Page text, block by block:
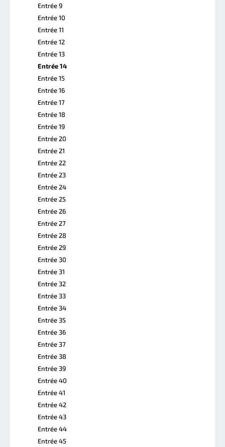
Entrée 9
Entrée 10
Entrée 11
Entrée 12
Entrée 13
Entrée 14
Entrée 15
Entrée 16
Entrée 17
Entrée 18
Entrée 19
Entrée 20
Entrée 21
Entrée 22
Entrée 23
Entrée 24
Entrée 25
Entrée 26
Entrée 27
Entrée 28
Entrée 29
Entrée 30
Entrée 31
Entrée 32
Entrée 33
Entrée 34
Entrée 35
Entrée 36
Entrée 37
Entrée 38
Entrée 39
Entrée 40
Entrée 41
Entrée 42
Entrée 43
Entrée 44
Entrée 45